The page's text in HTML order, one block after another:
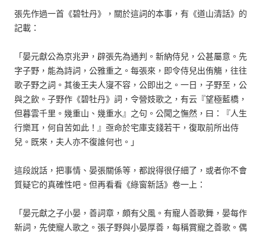
張先作過一首《碧牡丹》，關於這詞的本事，有《道山清話》的
記載：
「晏元獻公為京兆尹，辟張先為通判。新納侍兒，公甚屬意。先
字子野，能為詩詞，公雅重之。每張來，即令侍兒出侑觴，往往
歌子野之詞。其後王夫人寖不容，公即出之。一日，子野至，公
與之飲。子野作《碧牡丹》詞，令營妓歌之，有云『望極藍橋，
但暮雲千里。幾重山、幾重水』之句。公聞之憮然，曰：『人生
行樂耳，何自苦如此！』亟命於宅庫支錢若干，復取前所出侍
兒。既來，夫人亦不復誰何也。」
這段說話，把事情、晏張關係等，都說得很仔細了，或者你不會
質疑它的真確性吧。但再看看《綠窗新話》卷一上：
「晏元獻之子小晏，善詞章，頗有父風。有寵人善歌舞，晏每作
新詞，先使寵人歌之。張子野與小晏厚善，每稱賞寵之善歌。偶